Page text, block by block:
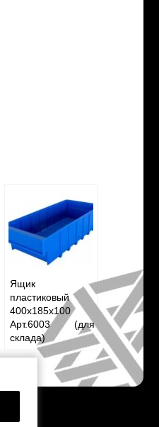
Ящик
пластиковый
400x185x100
Арт.6003 (для
склада)